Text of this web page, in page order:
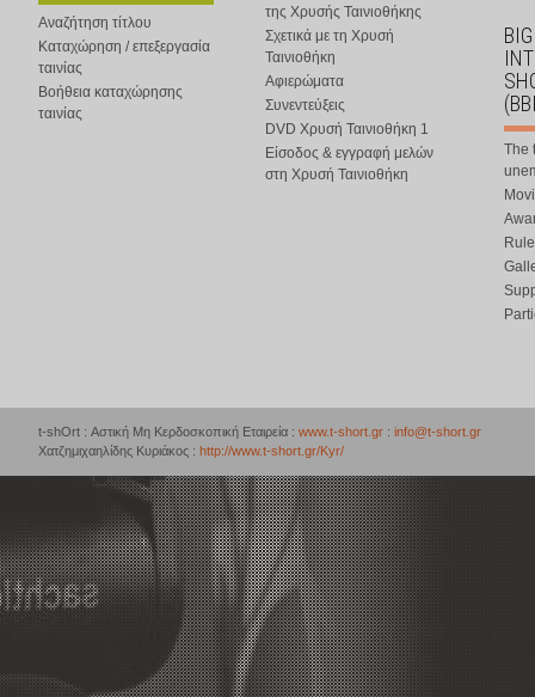
Αναζήτηση τίτλου
Καταχώρηση / επεξεργασία
ταινίας
Βοήθεια καταχώρησης
ταινίας
της Χρυσής Ταινιοθήκης
Σχετικά με τη Χρυσή
Ταινιοθήκη
Αφιερώματα
Συνεντεύξεις
DVD Χρυσή Ταινιοθήκη 1
Είσοδος & εγγραφή μελών
στη Χρυσή Ταινιοθήκη
The
t-shOrt : Αστική Μη Κερδοσκοπική Εταιρεία : www.t-short.gr : info@t-short.gr
Χατζημιχαηλίδης Κυριάκος : http://www.t-short.gr/Kyr/